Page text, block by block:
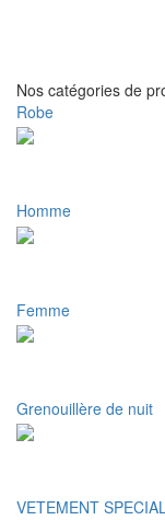
Nos catégories de
Robe
Homme
Femme
Grenouillère de nuit
VETEMENT